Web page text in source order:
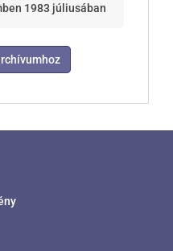
1983 júliusában